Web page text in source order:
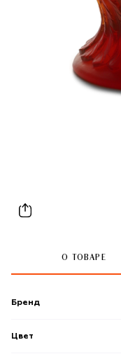
О ТОВАРЕ
Бренд
Цвет